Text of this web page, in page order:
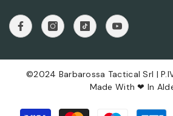
©2024 Barbarossa Tactical Srl |
Made With ❤ In
Metodi